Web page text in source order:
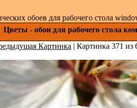
обоев для рабочего стола
Цветы - обои для рабочего стола
Картинка | Картинка 371 из